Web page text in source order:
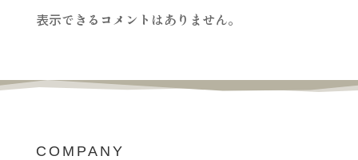
表示できるコメントはありません。
COMPANY